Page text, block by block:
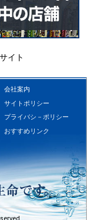
イト
会社案内
サイトポリシー
プライバシ－ポリシー
おすすめリンク